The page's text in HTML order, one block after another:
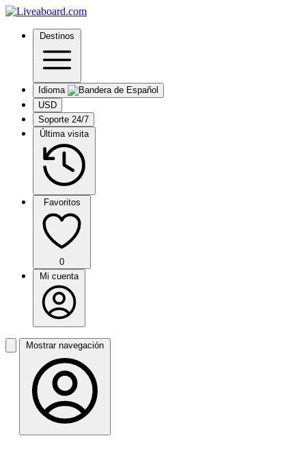
Destinos
Idioma
USD
Soporte 24/7
Última visita
Favoritos
0
Mi cuenta
Mostrar navegación